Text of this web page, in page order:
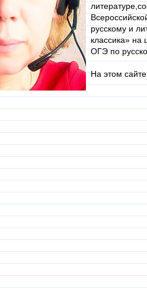
русскому и
классика» на
ОГЭ по
На этом